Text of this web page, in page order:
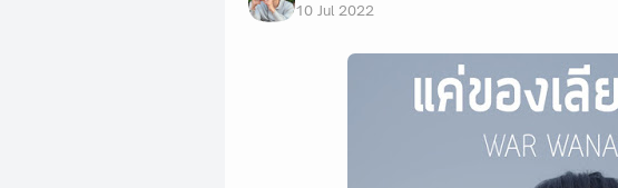
10 Jul 2022